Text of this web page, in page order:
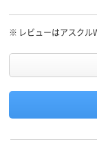
※ レビューはアスクル